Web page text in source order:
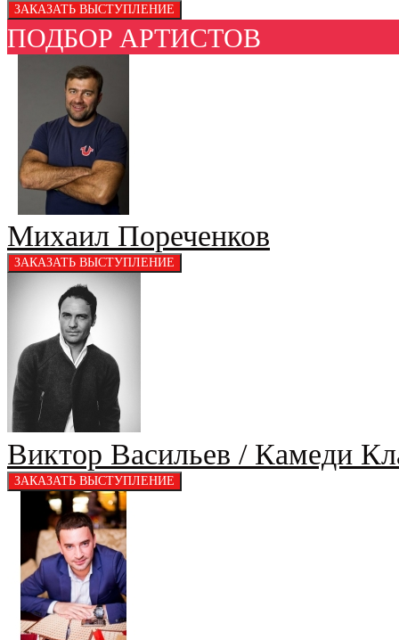
ПОДБОР АРТИСТОВ
Михаил Пореченков
Виктор Васильев / Камеди